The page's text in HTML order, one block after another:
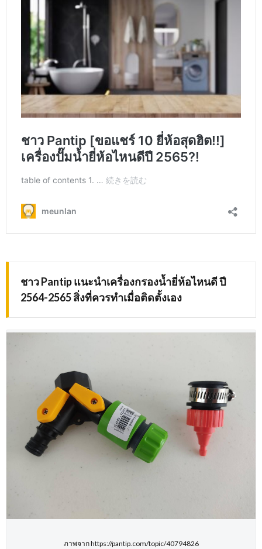
ชาว Pantip แนะนำเครื่องกรองน้ำยี่ห้อไหนดี ปี
2564-2565 สิ่งที่ควรทำเมื่อติดตั้งเอง
ภาพจาก https://pantip.com/topic/40794826